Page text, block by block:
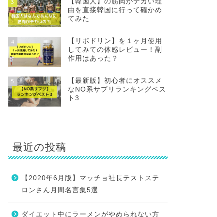
3
由を直接韓国に行って確かめ
てみた
4
【リポドリン】を１ヶ月使用
してみての体感レビュー！副
作用はあった？
5
【最新版】初心者にオススメ
なNO系サプリランキングベス
ト3
最近の投稿
【2020年6月版】マッチョ社長テストステ
ロンさん月間名言集5選
ダイエット中にラーメンがやめられない方